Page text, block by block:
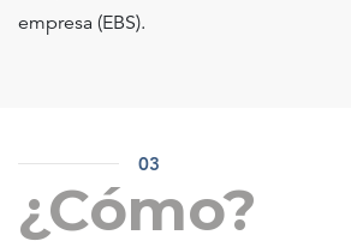
empresa (EBS).
03
¿Cómo?